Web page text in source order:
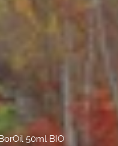
50ml BIO